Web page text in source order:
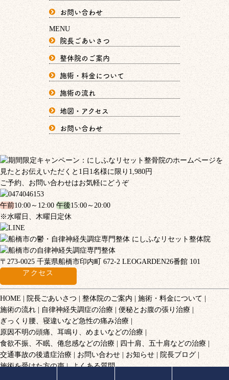
お問い合わせ
MENU
院長ごあいさつ
整体院のご案内
施術・料金について
施術の流れ
地図・アクセス
お問い合わせ
ご予約、お問い合わせはお気軽にどうぞ
午前10:00～12:00 午後15:00～20:00
※水曜日、木曜日定休
〒273-0025 千葉県船橋市印内町 672-2 LEOGARDEN26番館 101
アクセス
HOME 院長ごあいさつ 整体院のご案内
施術・料金について
施術の流れ
自律神経失調症の治療
便秘とお腹の張り治療
ぎっくり腰、寝違いなど急性の痛み治療
原因不明の頭痛、耳鳴り、めまいなどの治療
食欲不振、不眠、倦怠感などの治療
四十肩、五十肩などの治療
交通事故の後遺症治療
お問い合わせ お知らせ
院長ブログ
施術を受けた方の声
よくある質問